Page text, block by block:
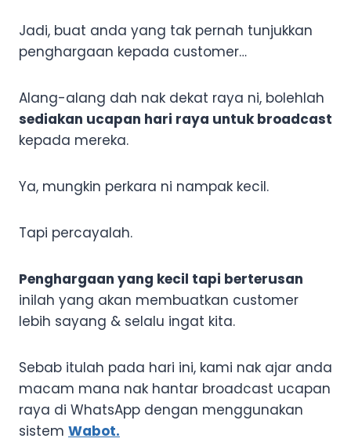
Jadi, buat anda yang tak pernah tunjukkan
penghargaan kepada customer…
Alang-alang dah nak dekat raya ni, bolehlah
sediakan ucapan hari raya untuk broadcast
kepada mereka.
Ya, mungkin perkara ni nampak kecil.
Tapi percayalah.
Penghargaan yang kecil tapi berterusan
inilah yang akan membuatkan customer
lebih sayang & selalu ingat kita.
Sebab itulah pada hari ini, kami nak ajar anda
macam mana nak hantar broadcast ucapan
raya di WhatsApp dengan menggunakan
sistem Wabot.